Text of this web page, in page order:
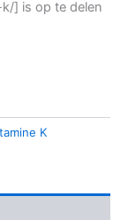
] is op te delen
K